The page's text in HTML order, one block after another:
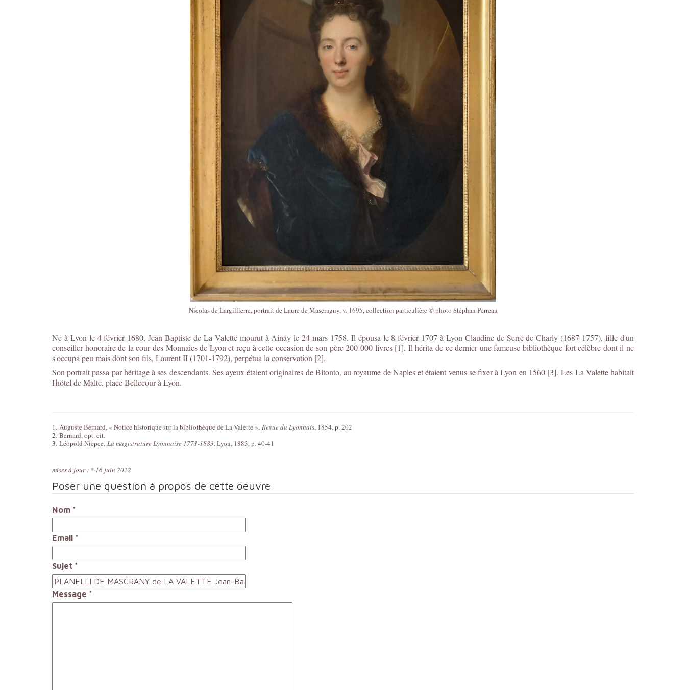
Nicolas de Largillierre, portrait de Laure de Mascragny, v. 1695, collection particulière © photo Stéphan Perreau
Né à Lyon le 4 février 1680, Jean-Baptiste de La Valette mourut à Ainay le 24 mars 1758. Il épousa le 8 février 1707 à Lyon Claudine de Serre de Charly (1687-1757), fille d'un
conseiller honoraire de la cour des Monnaies de Lyon et reçu à cette occasion de son père 200 000 livres [1]. Il hérita de ce dernier une fameuse bibliothèque fort célèbre dont il ne
s'occupa peu mais dont son fils, Laurent II (1701-1792), perpétua la conservation [2].
Son portrait passa par héritage à ses descendants. Ses ayeux étaient originaires de Bitonto, au royaume de Naples et étaient venus se fixer à Lyon en 1560 [3]. Les La Valette habitait
l'hôtel de Malte, place Bellecour à Lyon.
1. Auguste Bernard, « Notice historique sur la bibliothèque de La Valette », Revue du Lyonnais, 1854, p. 202
2. Bernard, opt. cit.
3. Léopold Niepce, La magistrature Lyonnaise 1771-1883, Lyon, 1883, p. 40-41
mises à jour : * 16 juin 2022
Poser une question à propos de cette oeuvre
Nom *
Email *
Sujet *
Message *